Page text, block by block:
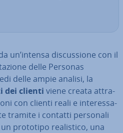
un’intensa di­scus­sio­ne con il
delle Personas
delle ampie analisi, la
dei clienti viene creata at­tra­
con clienti reali e in­te­res­sa­
tramite i contatti personali
prototipo rea­li­sti­co, una